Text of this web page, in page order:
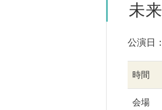
未
公演日：
時間
会場